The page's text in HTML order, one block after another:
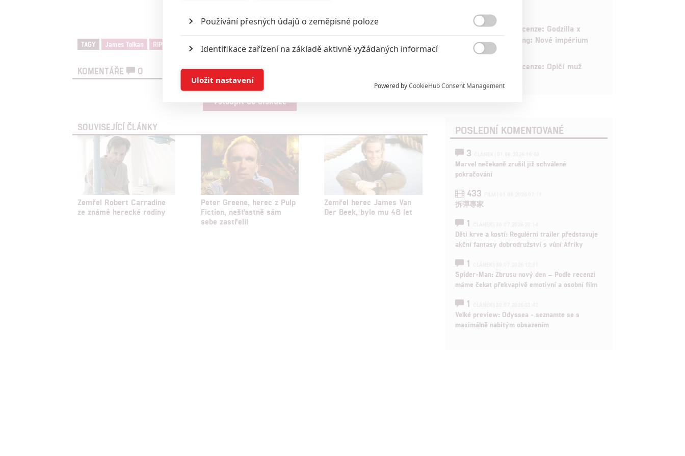
Zdroje:Variety
TAGY James Tolkan RIP nekrolog
KOMENTÁŘE 0
Vstoupit do diskuze
SOUVISEJÍCÍ ČLÁNKY
Zemřel Robert Carradine
ze známé herecké rodiny
Peter Greene, herec z Pulp
Fiction, nešťastně sám
sebe zastřelil
Zemřel herec James Van
Der Beek, bylo mu 48 let
6
Recenze: Godzilla x
Kong: Nové impérium
Recenze: Opičí muž
POSLEDNÍ KOMENTOVANÉ
3
Marvel nečekaně zrušil již schválené
pokračování
433
拆彈專家
1
Děti krve a kostí: Regulérní trailer představuje
akční fantasy dobrodružství s vůní Afriky
1
Spider-Man: Zbrusu nový den – Podle recenzí
máme čekat překvapivě emotivní a osobní film
1
Velké preview: Odyssea - seznamte se s
maximálně nabitým obsazením
Používání přesných údajů o zeměpisné poloze
Identifikace zařízení na základě aktivně vyžádaných informací
Ukládání a/nebo přístup k informacím v zařízení

Reklama založená na omezených údajích a měření reklamy

Udělením souhlasu s účely a funkcemi zde uvedenými dáváte nám i našim partnerům
možnost: Zajištění bezpečnosti, předcházení a zjišťování podvodů a odstraňování chyb,
Poskytování a zobrazování reklamy a obsahu
Powered byCookieHub Consent Management
Uložit nastavení